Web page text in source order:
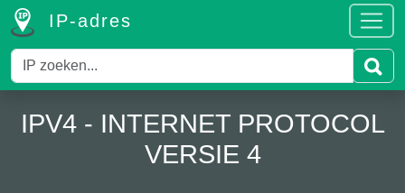
IP-adres
IPV4 - INTERNET PROTOCOL
VERSIE 4